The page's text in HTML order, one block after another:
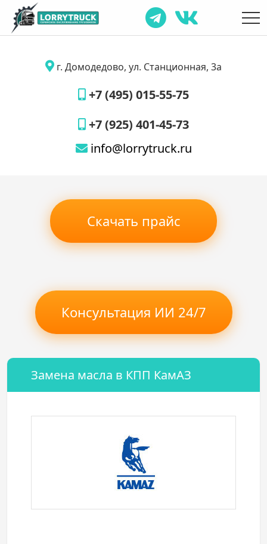
г. Домодедово, ул. Станционная, 3а
+7 (495) 015-55-75
+7 (925) 401-45-73
info@lorrytruck.ru
Скачать прайс
Консультация ИИ 24/7
Замена масла в КПП КамАЗ